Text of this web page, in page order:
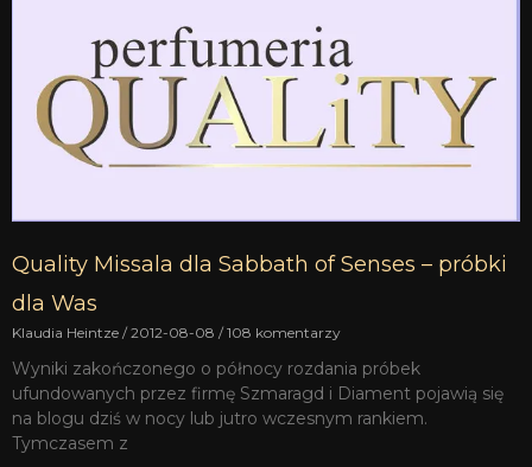
Quality Missala dla Sabbath of Senses – próbki
dla Was
Klaudia Heintze 2012-08-08 108 komentarzy
Wyniki zakończonego o północy rozdania próbek
ufundowanych przez firmę Szmaragd i Diament pojawią się
na blogu dziś w nocy lub jutro wczesnym rankiem.
Tymczasem z